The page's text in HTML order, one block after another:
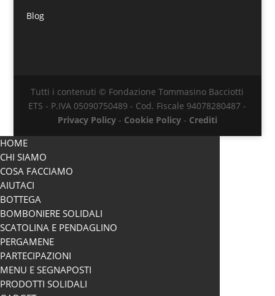
Blog
Tutti i contenuti © Fondazione Tommasino Bacciotti
ETS - P.IVA 05090750489 - Cod. Fiscale 94078280487 -
Privacy Policy- Cookie Policy- Crediti
HOME
CHI SIAMO
COSA FACCIAMO
AIUTACI
BOTTEGA
BOMBONIERE SOLIDALI
SCATOLINA E PENDAGLINO
PERGAMENE
PARTECIPAZIONI
MENU E SEGNAPOSTI
PRODOTTI SOLIDALI